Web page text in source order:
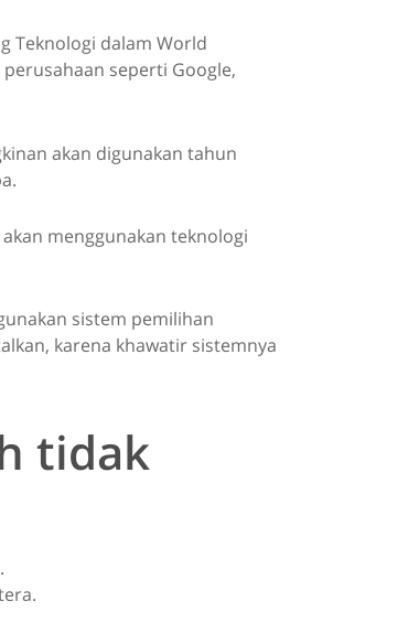
Teknologi dalam World
seperti Google,
akan digunakan tahun
menggunakan teknologi
sistem pemilihan
karena khawatir sistemnya
tidak